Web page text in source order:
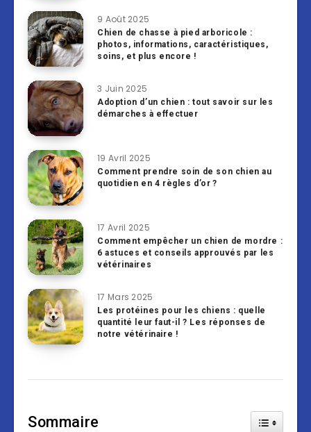
9 Août 2025
Chien de chasse à pied arboricole :
photos, informations, caractéristiques,
soins, et plus encore !
3 Juin 2025
Adoption d’un chien : tout savoir sur les
démarches à effectuer
19 Avril 2025
Comment prendre soin de son chien au
quotidien en 4 règles d’or ?
17 Avril 2025
Comment empêcher un chien de mordre :
6 astuces et conseils approuvés par les
vétérinaires
17 Mars 2025
Les protéines pour les chiens : quelle
quantité leur faut-il ? Les réponses de
notre vétérinaire !
Sommaire Toggle